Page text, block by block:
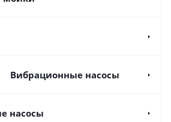
Вибрационные насосы
насосы